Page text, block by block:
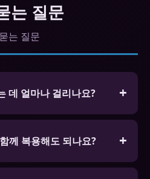
는 질문
는 질문
데 얼마나 걸리나요?
~1시간 후에 효과가 나타납
하면 흡수가 지연될 수 있
께 복용해도 되나요?
과를 감소시키고 부작용 위